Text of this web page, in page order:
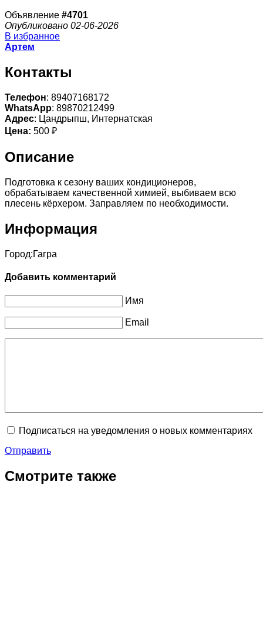
Объявление #4701
Опубликовано 02-06-2026
В избранное
Артем
Контакты
Телефон: 89407168172
WhatsApp: 89870212499
Адрес: Цандрыпш, Интернатская
Цена: 500 ₽
Описание
Подготовка к сезону ваших кондиционеров,
обрабатываем качественной химией, выбиваем всю
плесень кёрхером. Заправляем по необходимости.
Информация
Город:Гагра
Добавить комментарий
Имя
Email
Подписаться на уведомления о новых комментариях
Отправить
Смотрите также